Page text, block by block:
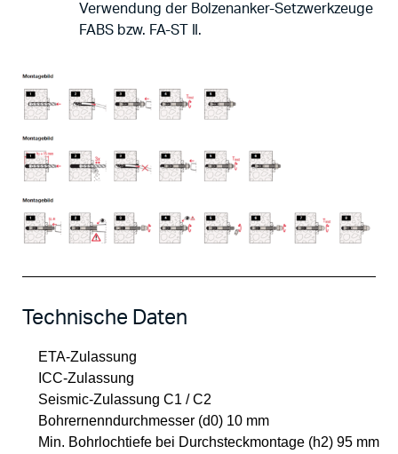
Verwendung der Bolzenanker-Setzwerkzeuge
FABS bzw. FA-ST II.
Technische Daten
ETA-Zulassung
ICC-Zulassung
Seismic-Zulassung C1 / C2
Bohrernenndurchmesser (d0) 10 mm
Min. Bohrlochtiefe bei Durchsteckmontage (h2) 95 mm